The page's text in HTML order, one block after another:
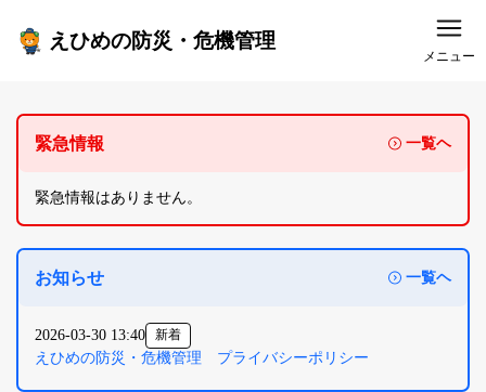
えひめの防災・危機管理
メニュー
緊急情報 一覧ヘ
緊急情報はありません。
お知らせ 一覧ヘ
2026-03-30 13:40 新着
えひめの防災・危機管理 プライバシーポリシー